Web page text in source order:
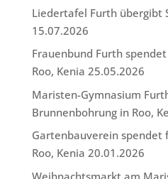
Liedertafel Furth übergibt
15.07.2026
Frauenbund Furth
Roo, Kenia 25.05.2026
Maristen-Gymnasium
Brunnenbohrung in Roo,
Gartenbauverein spendet
Roo, Kenia 20.01.2026
Weihnachtsmarkt am